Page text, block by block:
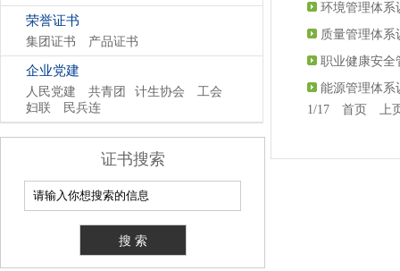
荣誉证书
集团证书 产品证书
企业党建
人民党建 共青团 计生协会
工会
妇联
民兵连
证书搜索
环境管理体系
质量管理体系
职业健康安全
能源管理体系
1/17 首页